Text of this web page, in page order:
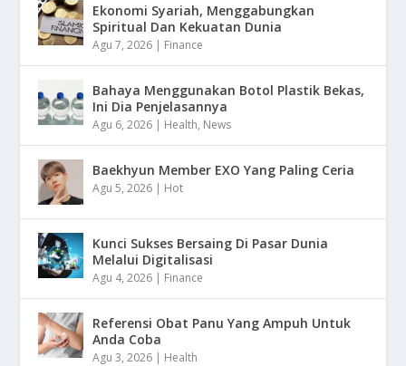
Ekonomi Syariah, Menggabungkan
Spiritual Dan Kekuatan Dunia
Agu 7, 2026 | Finance
Bahaya Menggunakan Botol Plastik Bekas,
Ini Dia Penjelasannya
Agu 6, 2026 | Health, News
Baekhyun Member EXO Yang Paling Ceria
Agu 5, 2026 | Hot
Kunci Sukses Bersaing Di Pasar Dunia
Melalui Digitalisasi
Agu 4, 2026 | Finance
Referensi Obat Panu Yang Ampuh Untuk
Anda Coba
Agu 3, 2026 | Health